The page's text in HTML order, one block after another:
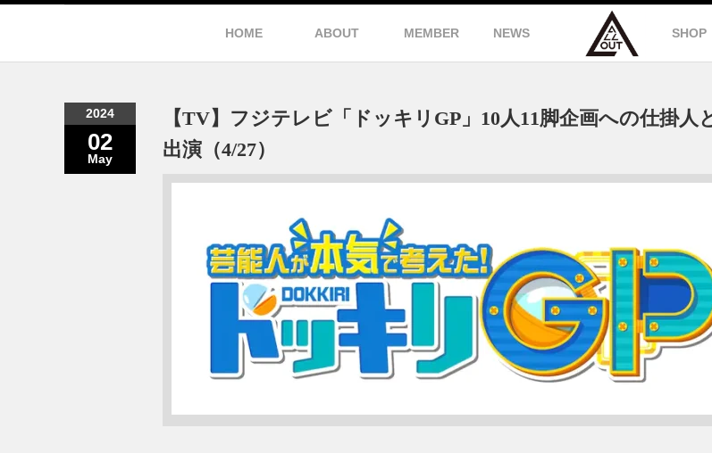
HOME ABOUT MEMBER NEWS SHOP
2024
02
May
【TV】フジテレビ「ドッキリGP」10人11脚企画への仕掛人
出演（4/27）